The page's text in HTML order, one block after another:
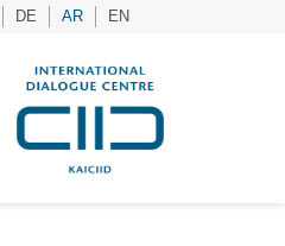
EN
AR
DE